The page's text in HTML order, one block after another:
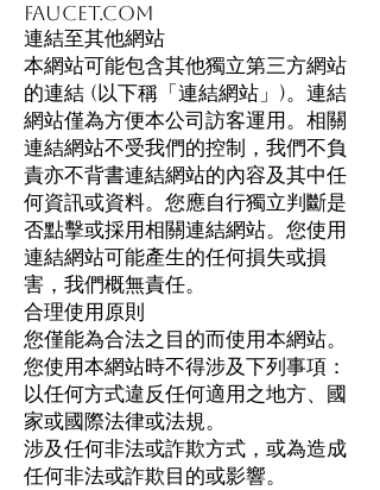
faucet.com
連結至其他網站
本網站可能包含其他獨立第三方網站
的連結 (以下稱「連結網站」)。連結
網站僅為方便本公司訪客運用。相關
連結網站不受我們的控制，我們不負
責亦不背書連結網站的內容及其中任
何資訊或資料。您應自行獨立判斷是
否點擊或採用相關連結網站。您使用
連結網站可能產生的任何損失或損
害，我們概無責任。
合理使用原則
您僅能為合法之目的而使用本網站。
您使用本網站時不得涉及下列事項：
以任何方式違反任何適用之地方、國
家或國際法律或法規。
涉及任何非法或詐欺方式，或為造成
任何非法或詐欺目的或影響。